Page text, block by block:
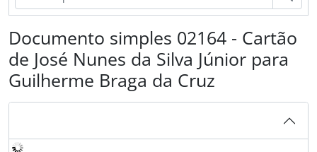
Documento simples 02164 - Cartão
de José Nunes da Silva Júnior para
Guilherme Braga da Cruz